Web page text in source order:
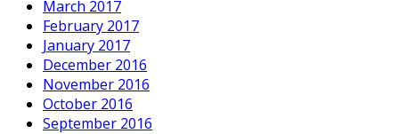
March 2017
February 2017
January 2017
December 2016
November 2016
October 2016
September 2016